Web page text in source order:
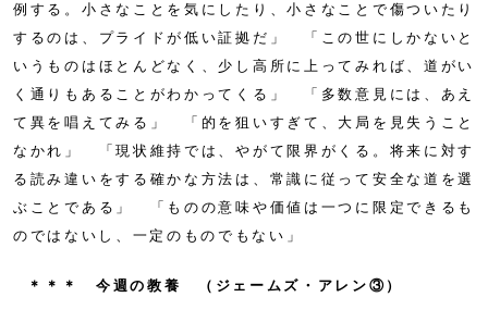
例する。小さなことを気にしたり、小さなことで傷ついたり
するのは、プライドが低い証拠だ」 「この世にしかないと
いうものはほとんどなく、少し高所に上ってみれば、道がい
く通りもあることがわかってくる」 「多数意見には、あえ
て異を唱えてみる」 「的を狙いすぎて、大局を見失うこと
なかれ」 「現状維持では、やがて限界がくる。将来に対す
る読み違いをする確かな方法は、常識に従って安全な道を選
ぶことである」 「ものの意味や価値は一つに限定できるも
のではないし、一定のものでもない」
＊＊＊ 今週の教養 （ジェームズ・アレン③）